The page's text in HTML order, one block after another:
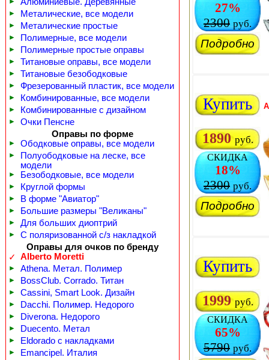
► Металические, все модели
► Металические простые
► Полимерные, все модели
► Полимерные простые оправы
► Титановые оправы, все модели
► Титановые безободковые
► Фрезерованный пластик, все модели
► Комбинированные, все модели
► Комбинированные с дизайном
►
Очки Пенсне
Оправы по форме
► Ободковые оправы, все модели
►
Полуободковые на леске, все
модели
► Безободковые, все модели
► Круглой формы
► В форме "Авиатор"
► Большие размеры "Великаны"
► Для больших диоптрий
►
С поляризованной с/з накладкой
Оправы для очков по бренду
✓
Alberto Moretti
► Athena. Метал. Полимер
► BossClub. Corrado. Титан
► Cassini, Smart Look. Дизайн
► Dacchi. Полимер. Недорого
► Diverona. Недорого
► Duecento. Метал
► Eldorado с накладками
► Emancipel. Италия
27%
2300 руб.
Подробно
Купить
1890 руб.
СКИДКА
18%
2300 руб.
Подробно
Купить
1999 руб.
СКИДКА
65%
5790 руб.